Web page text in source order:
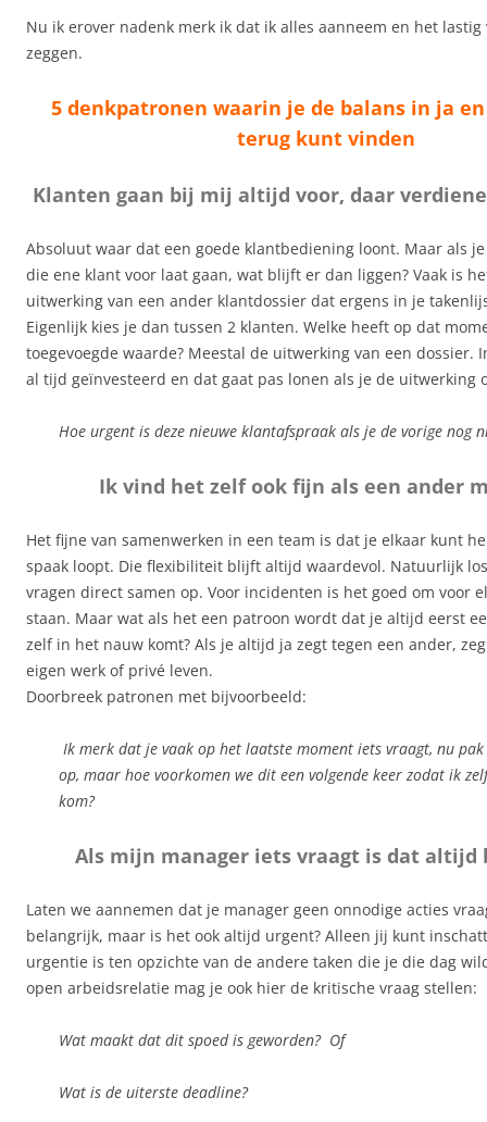
Nu ik erover nadenk merk ik dat ik alles aanneem en het
zeggen.
5 denkpatronen waarin je de balans in ja en
terug kunt vinden
Klanten gaan bij mij altijd voor, daar
Absoluut waar dat een goede klantbediening loont. Maar als
die ene klant voor laat gaan, wat blijft er dan liggen? Vaak is
uitwerking van een ander klantdossier dat ergens in je
Eigenlijk kies je dan tussen 2 klanten. Welke heeft op dat
toegevoegde waarde? Meestal de uitwerking van een dossier.
al tijd geïnvesteerd en dat gaat pas lonen als je de uitwerking
Hoe urgent is deze nieuwe klantafspraak als je de vorige nog
Ik vind het zelf ook fijn als een ander
Het fijne van samenwerken in een team is dat je elkaar kunt
spaak loopt. Die flexibiliteit blijft altijd waardevol. Natuurlijk
vragen direct samen op. Voor incidenten is het goed om voor
staan. Maar wat als het een patroon wordt dat je altijd eerst
zelf in het nauw komt? Als je altijd ja zegt tegen een ander,
eigen werk of privé leven.
Doorbreek patronen met bijvoorbeeld:
Ik merk dat je vaak op het laatste moment iets vraagt, nu
op, maar hoe voorkomen we dit een volgende keer zodat ik
kom?
Als mijn manager iets vraagt is dat altijd
Laten we aannemen dat je manager geen onnodige acties
belangrijk, maar is het ook altijd urgent? Alleen jij kunt
urgentie is ten opzichte van de andere taken die je die dag
open arbeidsrelatie mag je ook hier de kritische vraag stellen:
Wat maakt dat dit spoed is geworden? Of
Wat is de uiterste deadline?